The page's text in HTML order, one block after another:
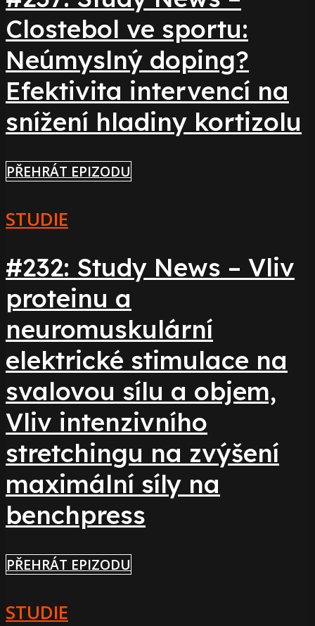
Clostebol ve sportu:
Neúmyslný doping?
Efektivita intervencí na
snížení hladiny kortizolu
PŘEHRÁT EPIZODU
STUDIE
#232: Study News – Vliv
proteinu a
neuromuskulární
elektrické stimulace na
svalovou sílu a objem,
Vliv intenzivního
stretchingu na zvýšení
maximální síly na
benchpress
PŘEHRÁT EPIZODU
STUDIE